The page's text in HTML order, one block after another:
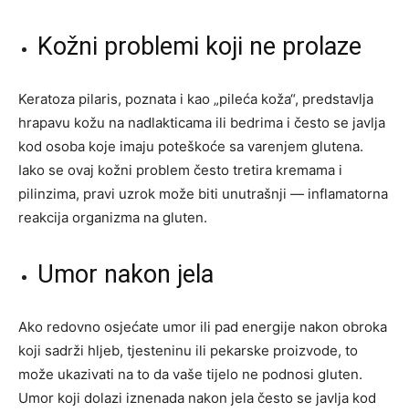
Kožni problemi koji ne prolaze
Keratoza pilaris, poznata i kao „pileća koža“, predstavlja
hrapavu kožu na nadlakticama ili bedrima i često se javlja
kod osoba koje imaju poteškoće sa varenjem glutena.
Iako se ovaj kožni problem često tretira kremama i
pilinzima, pravi uzrok može biti unutrašnji — inflamatorna
reakcija organizma na gluten.
Umor nakon jela
Ako redovno osjećate umor ili pad energije nakon obroka
koji sadrži hljeb, tjesteninu ili pekarske proizvode, to
može ukazivati na to da vaše tijelo ne podnosi gluten.
Umor koji dolazi iznenada nakon jela često se javlja kod